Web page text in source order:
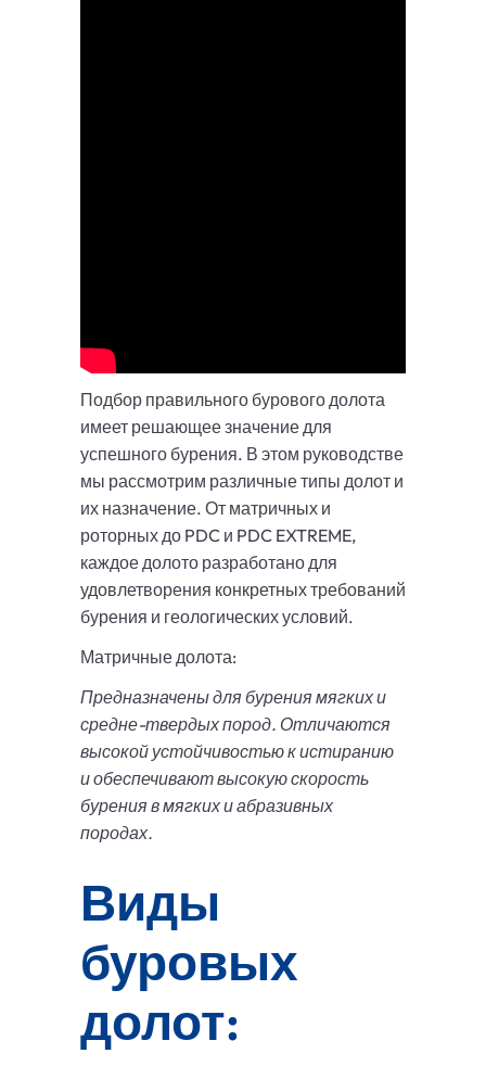
Подбор правильного бурового долота
имеет решающее значение для
успешного бурения. В этом руководстве
мы рассмотрим различные типы долот и
их назначение. От матричных и
роторных до PDC и PDC EXTREME,
каждое долото разработано для
удовлетворения конкретных требований
бурения и геологических условий.
Матричные долота:
Предназначены для бурения мягких и
средне-твердых пород. Отличаются
высокой устойчивостью к истиранию
и обеспечивают высокую скорость
бурения в мягких и абразивных
породах.
Виды
буровых
долот: